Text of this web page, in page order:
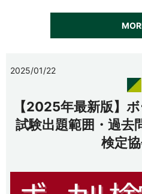
2025/01/22
【2025年最新版】
試験出題範囲・過去
検定協